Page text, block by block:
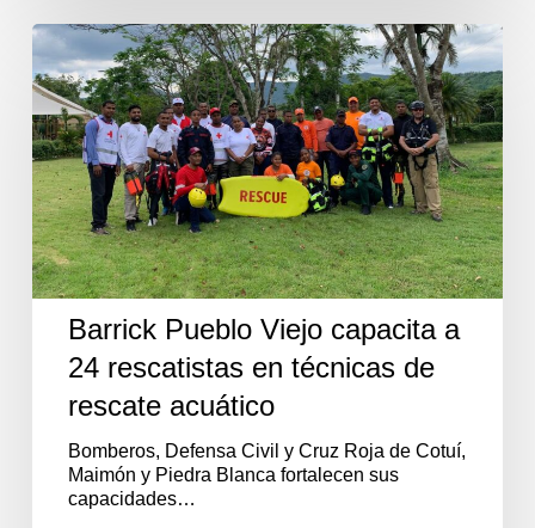
Barrick
Pueblo
Viejo
capacita
a
24
rescatistas
en
técnicas
de
rescate
acuático
Barrick Pueblo Viejo capacita a
24 rescatistas en técnicas de
rescate acuático
Bomberos, Defensa Civil y Cruz Roja de Cotuí,
Maimón y Piedra Blanca fortalecen sus
capacidades…